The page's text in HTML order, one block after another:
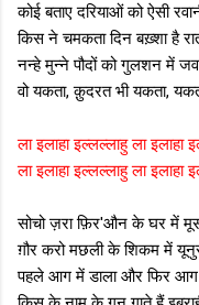
कोई बताए दरियाओं को ऐसी
किस ने चमकता दिन बख़्शा है
नन्हे मुन्ने पौदों को गुलशन में
वो यकता, क़ुदरत भी यकता,
ला इलाहा इल्लल्लाहु ला इलाहा
ला इलाहा इल्लल्लाहु ला इलाहा
सोचो ज़रा फ़िर'औन के घर में
ग़ौर करो मछली के शिकम में
पहले आग में डाला और फिर